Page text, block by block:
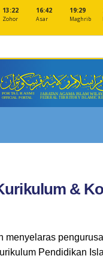
13:22
Zohor
16:42
Asar
19:29
Maghrib
&
menyelaras
Pendidikan